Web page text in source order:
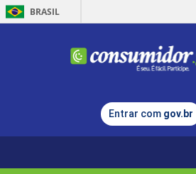
BRASIL
Entrar com gov.br